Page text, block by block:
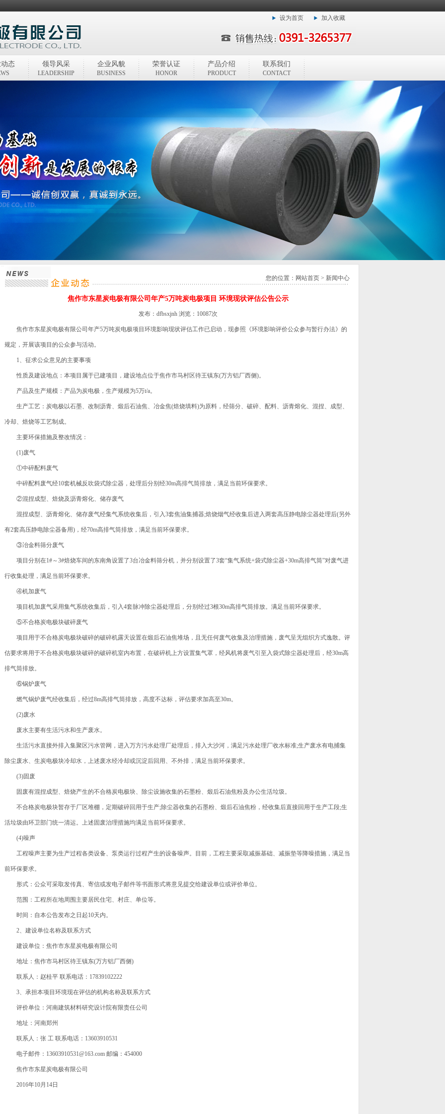
设为首页 加入收藏
态 领导风采
LEADERSHIP
企业风貌
BUSINESS
荣誉认证
HONOR
产品介绍
PRODUCT
联系我们
CONTACT
您的位置： 网站首页 > 新闻中心
焦作市东星炭电极有限公司年产5万吨炭电极项目 环境现状评估公告公示
发布：dfbsxjnh 浏览：10087次
焦作市东星炭电极有限公司年产5万吨炭电极项目环境影响现状评估工作已启动，现参照《环境影响评价公众参与暂行办法》的
规定，开展该项目的公众参与活动。
1、征求公众意见的主要事项
性质及建设地点：本项目属于已建项目，建设地点位于焦作市马村区待王镇东(万方铝厂西侧)。
产品及生产规模：产品为炭电极，生产规模为5万t/a。
生产工艺：炭电极以石墨、改制沥青、煅后石油焦、冶金焦(焙烧填料)为原料，经筛分、破碎、配料、沥青熔化、混捏、成型、
冷却、焙烧等工艺制成。
主要环保措施及整改情况：
(1)废气
①中碎配料废气
中碎配料废气经10套机械反吹袋式除尘器，处理后分别经30m高排气筒排放，满足当前环保要求。
②混捏成型、焙烧及沥青熔化、储存废气
混捏成型、沥青熔化、储存废气经集气系统收集后，引入3套焦油集捕器;焙烧烟气经收集后进入两套高压静电除尘器处理后(另外
有2套高压静电除尘器备用)，经70m高排气筒排放，满足当前环保要求。
③冶金料筛分废气
项目分别在1#～3#焙烧车间的东南角设置了3台冶金料筛分机，并分别设置了3套“集气系统+袋式除尘器+30m高排气筒”对废气进
行收集处理，满足当前环保要求。
④机加废气
项目机加废气采用集气系统收集后，引入4套脉冲除尘器处理后，分别经过3根30m高排气筒排放。满足当前环保要求。
⑤不合格炭电极块破碎废气
项目用于不合格炭电极块破碎的破碎机露天设置在煅后石油焦堆场，且无任何废气收集及治理措施，废气呈无组织方式逸散。评
估要求将用于不合格炭电极块破碎的破碎机室内布置，在破碎机上方设置集气罩，经风机将废气引至入袋式除尘器处理后，经30m高
排气筒排放。
⑥锅炉废气
燃气锅炉废气经收集后，经过8m高排气筒排放，高度不达标，评估要求加高至30m。
(2)废水
废水主要有生活污水和生产废水。
生活污水直接外排入集聚区污水管网，进入万方污水处理厂处理后，排入大沙河，满足污水处理厂收水标准;生产废水有电捕集
除尘废水、生炭电极块冷却水，上述废水经冷却或沉淀后回用、不外排，满足当前环保要求。
(3)固废
固废有混捏成型、焙烧产生的不合格炭电极块、除尘设施收集的石墨粉、煅后石油焦粉及办公生活垃圾。
不合格炭电极块暂存于厂区堆棚，定期破碎回用于生产;除尘器收集的石墨粉、煅后石油焦粉，经收集后直接回用于生产工段;生
活垃圾由环卫部门统一清运。上述固废治理措施均满足当前环保要求。
(4)噪声
工程噪声主要为生产过程各类设备、泵类运行过程产生的设备噪声。目前，工程主要采取减振基础、减振垫等降噪措施，满足当
前环保要求。
形式：公众可采取发传真、寄信或发电子邮件等书面形式将意见提交给建设单位或评价单位。
范围：工程所在地周围主要居民住宅、村庄、单位等。
时间：自本公告发布之日起10天内。
2、建设单位名称及联系方式
建设单位：焦作市东星炭电极有限公司
地址：焦作市马村区待王镇东(万方铝厂西侧)
联系人：赵桂平 联系电话：17839102222
3、承担本项目环境现在评估的机构名称及联系方式
评价单位：河南建筑材料研究设计院有限责任公司
地址：河南郑州
联系人：张 工 联系电话：13603910531
电子邮件：13603910531@163.com 邮编：454000
焦作市东星炭电极有限公司
2016年10月14日